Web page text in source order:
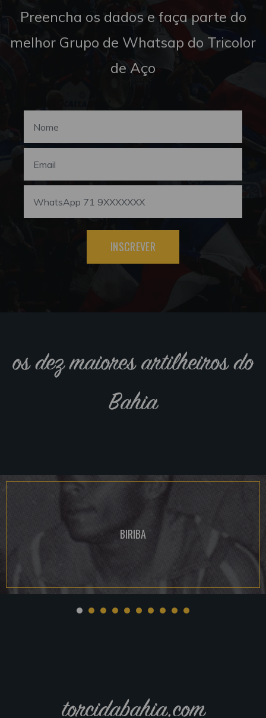
Preencha os dados e faça parte do
melhor Grupo de Whatsap do Tricolor
de Aço
INSCREVER
os dez maiores artilheiros do
Bahia
BIRIBA
torcidabahia.com